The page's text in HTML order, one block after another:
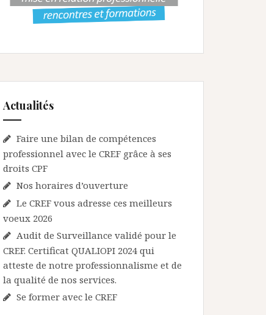
Actualités
Faire une bilan de compétences
professionnel avec le CREF grâce à ses
droits CPF
Nos horaires d’ouverture
Le CREF vous adresse ces meilleurs
voeux 2026
Audit de Surveillance validé pour le
CREF. Certificat QUALIOPI 2024 qui
atteste de notre professionnalisme et de
la qualité de nos services.
Se former avec le CREF